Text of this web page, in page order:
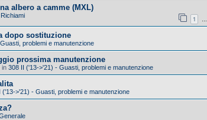
albero a camme (MXL)
Richiami 1 …
dopo sostituzione
problemi e manutenzione
prossima manutenzione
in 308 II ('13->'21) - Guasti, problemi e manutenzione
('13->'21) - Guasti, problemi e manutenzione